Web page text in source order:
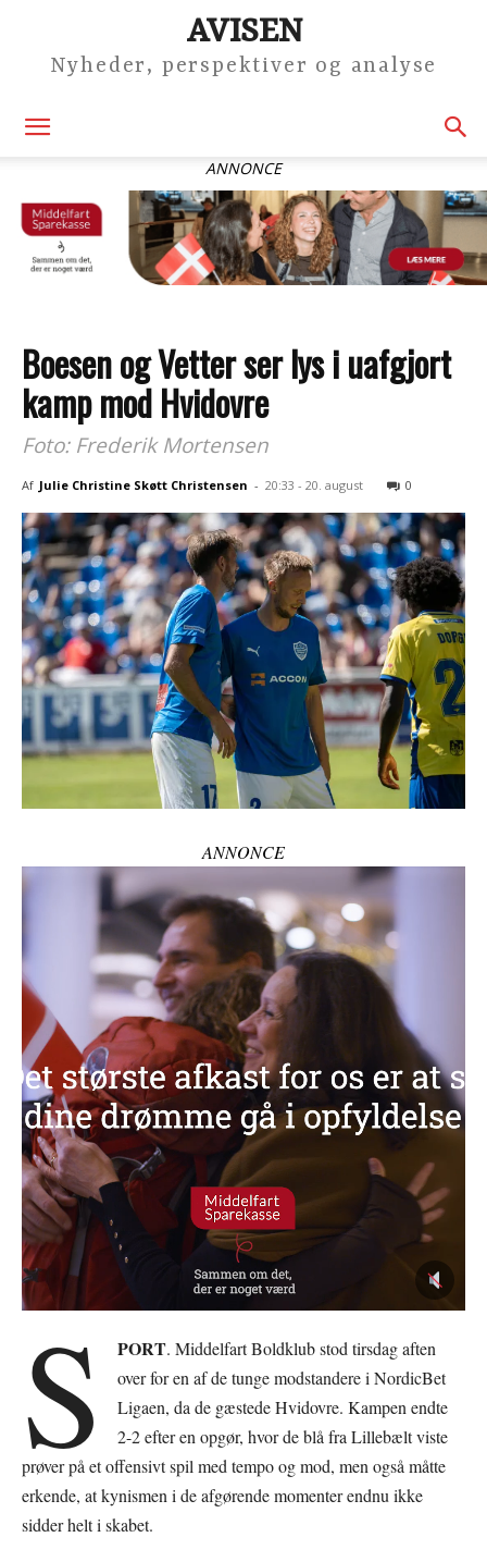
AVISEN
Nyheder, perspektiver og analyse
ANNONCE
Boesen og Vetter ser lys i uafgjort
kamp mod Hvidovre
Foto: Frederik Mortensen
Af Julie Christine Skøtt Christensen - 20:33 - 20. august 0
ANNONCE
S PORT. Middelfart Boldklub stod tirsdag aften
over for en af de tunge modstandere i NordicBet
Ligaen, da de gæstede Hvidovre. Kampen endte
2-2 efter en opgør, hvor de blå fra Lillebælt viste
prøver på et offensivt spil med tempo og mod, men også måtte
erkende, at kynismen i de afgørende momenter endnu ikke
sidder helt i skabet.